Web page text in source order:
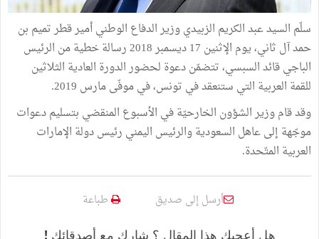
سلّم السيد عبد الكريم الزبيدي وزير الدفاع الوطني أمير قطر تميم بن
حمد آل ثاني، يوم الإثنين 17 ديسمبر 2018 رسالة خطية من الرئيس
الباجي قائد السبسي، تتضمّن دعوة لحضور الدورة العادية الثلاثين
للقمة العربية التي ستنعقد في تونس، في موفّى مارس 2019.
وقد قام وزير الشؤون الخارحيّة في الأسبوع المنقضي بتسليم دعوات
موجّهة إلى عاهل السعودية والرئيس اليمني رئيس دولة الإمارات
العربية المتّحدة.
أرسل إلى صديق طباعة
هل أعجبك هذا المقال ؟ شارك مع أصدقائك !